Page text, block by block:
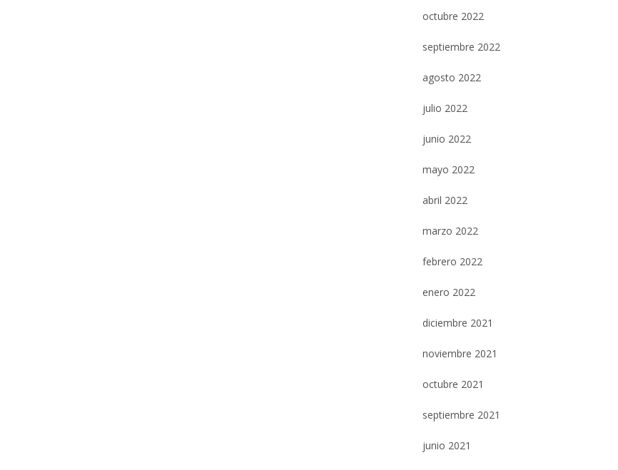
octubre 2022
septiembre 2022
agosto 2022
julio 2022
junio 2022
mayo 2022
abril 2022
marzo 2022
febrero 2022
enero 2022
diciembre 2021
noviembre 2021
octubre 2021
septiembre 2021
junio 2021